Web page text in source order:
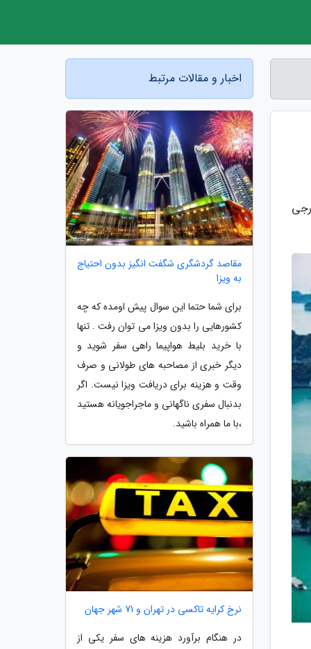
اخبار و مقالات مرتبط
مقاصد گردشگری شگفت انگیز بدون احتیاج
به ویزا
برای شما حتما این سوال پیش اومده که چه
کشورهایی را بدون ویزا می توان رفت . تنها
با خرید بلیط هواپیما راهی سفر شوید و
دیگر خبری از مصاحبه های طولانی و صرف
وقت و هزینه برای دریافت ویزا نیست. اگر
بدنبال سفری ناگهانی و ماجراجویانه هستید
،با ما همراه باشید.
نرخ کرایه تاکسی در تهران و 71 شهر جهان
در هنگام برآورد هزینه های سفر یکی از